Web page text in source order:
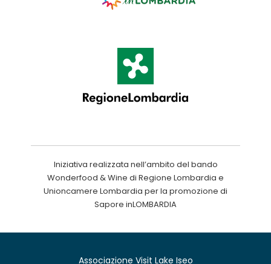
Iniziativa realizzata nell’ambito del bando
Wonderfood & Wine di Regione Lombardia e
Unioncamere Lombardia per la promozione di
Sapore inLOMBARDIA
Associazione Visit Lake Iseo